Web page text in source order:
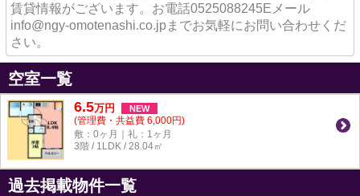
賃貸情報がございます。お電話0525088245Eメール
info@ngy-omotenashi.co.jpまでお気軽にお問い合わせくだ
さい。
空室一覧
6.5万円 NEW
(管理費・共益費 6,000円)
敷：0ヶ月｜礼：1ヶ月
3階 / 1LDK / 28.04㎡
過去掲載物件一覧